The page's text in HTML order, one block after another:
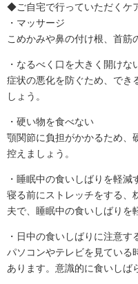
◆ご自宅で行っていただくケ
・マッサージ
こめかみや鼻の付け根、首筋
・なるべく口を大きく開けな
症状の悪化を防ぐため、でき
しょう。
・硬い物を食べない
顎関節に負担がかかるため、
控えましょう。
・睡眠中の食いしばりを軽減
寝る前にストレッチをする、
夫で、睡眠中の食いしばりを
・日中の食いしばりに注意す
パソコンやテレビを見ている
あります。意識的に食いしば